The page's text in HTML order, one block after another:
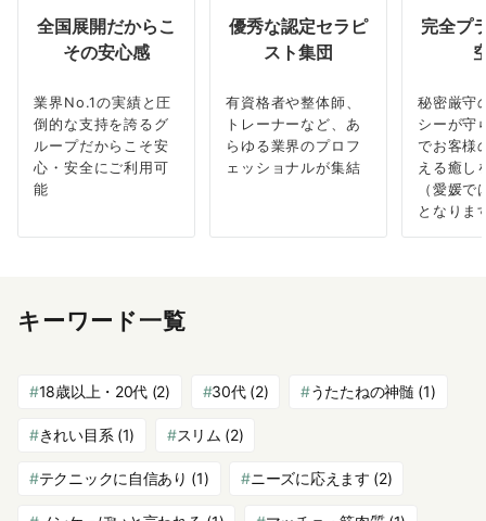
全国展開だからこ
その安心感
業界No.1の実績と圧
倒的な支持を誇るグ
ループだからこそ安
心・安全にご利用可
能
優秀な認定セラピ
スト集団
有資格者や整体師、
トレーナーなど、あ
らゆる業界のプロフ
ェッショナルが集結
完全プ
秘密厳守
シーが守
でお客様
える癒し
（愛媛で
となりま
キーワード一覧
18歳以上・20代 (2) 30代(2) うたたねの神髄 (1)
きれい目系 (1) スリム (2)
テクニックに自信あり (1) ニーズに応えます (2)